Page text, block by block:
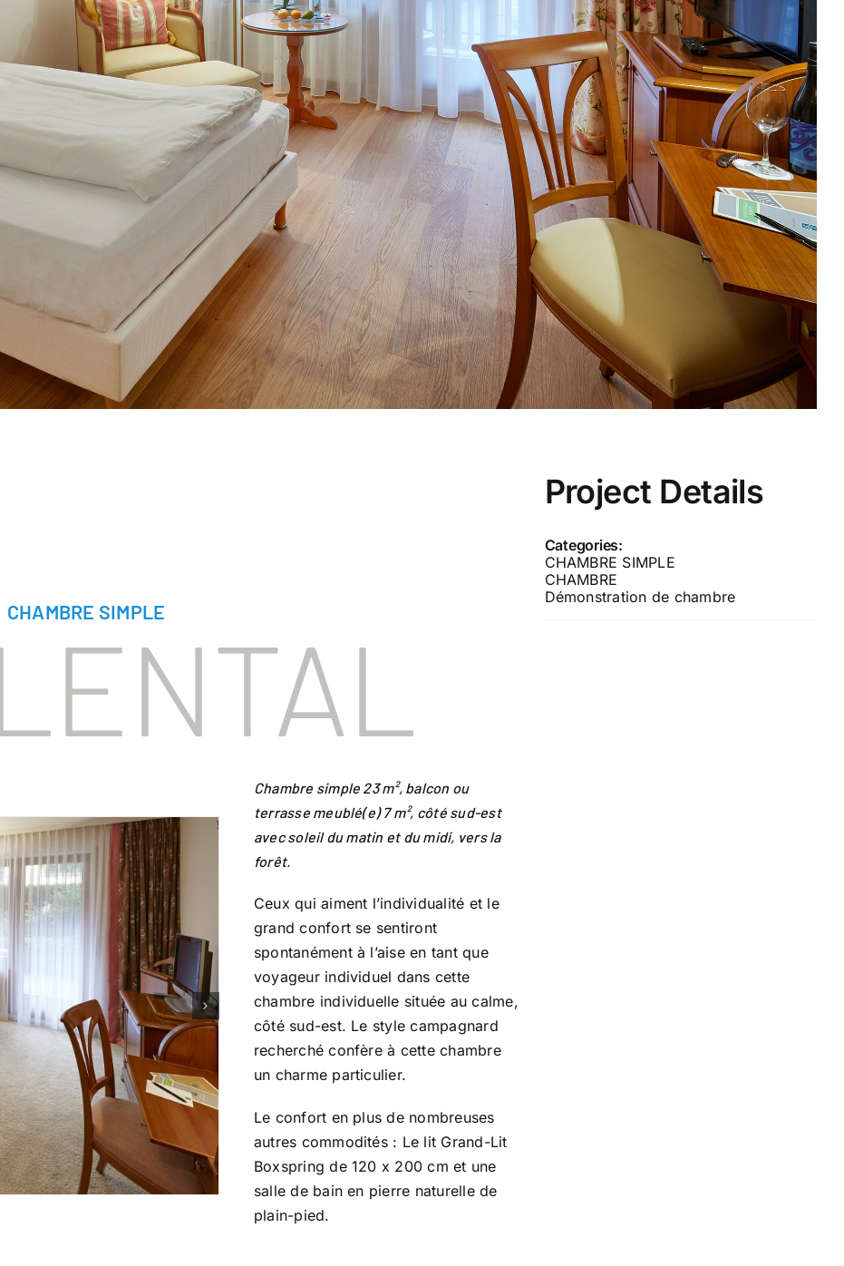
CHAMBRE SIMPLE
Chambre simple 23 m², balcon ou
terrasse meublé(e) 7 m², côté sud-est
avec soleil du matin et du midi, vers la
forêt.
Ceux qui aiment l’individualité et le
grand confort se sentiront
spontanément à l’aise en tant que
voyageur individuel dans cette
chambre individuelle située au calme,
côté sud-est. Le style campagnard
recherché confère à cette chambre
un charme particulier.
Le confort en plus de nombreuses
autres commodités : Le lit Grand-Lit
Boxspring de 120 x 200 cm et une
salle de bain en pierre naturelle de
plain-pied.
Project Details
Categories:
CHAMBRE SIMPLE
CHAMBRE
Démonstration de chambre